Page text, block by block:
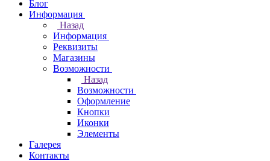
Блог
Информация
Назад
Информация
Реквизиты
Магазины
Возможности
Назад
Возможности
Оформление
Кнопки
Иконки
Элементы
Галерея
Контакты